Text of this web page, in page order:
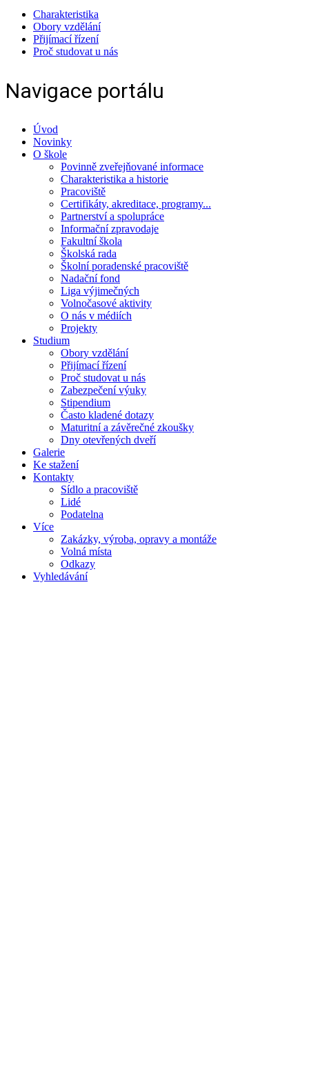
Charakteristika
Obory vzdělání
Přijímací řízení
Proč studovat u nás
Navigace portálu
Úvod
Novinky
O škole
Povinně zveřejňované informace
Charakteristika a historie
Pracoviště
Certifikáty, akreditace, programy...
Partnerství a spolupráce
Informační zpravodaje
Fakultní škola
Školská rada
Školní poradenské pracoviště
Nadační fond
Liga výjimečných
Volnočasové aktivity
O nás v médiích
Projekty
Studium
Obory vzdělání
Přijímací řízení
Proč studovat u nás
Zabezpečení výuky
Stipendium
Často kladené dotazy
Maturitní a závěrečné zkoušky
Dny otevřených dveří
Galerie
Ke stažení
Kontakty
Sídlo a pracoviště
Lidé
Podatelna
Více
Zakázky, výroba, opravy a montáže
Volná místa
Odkazy
Vyhledávání